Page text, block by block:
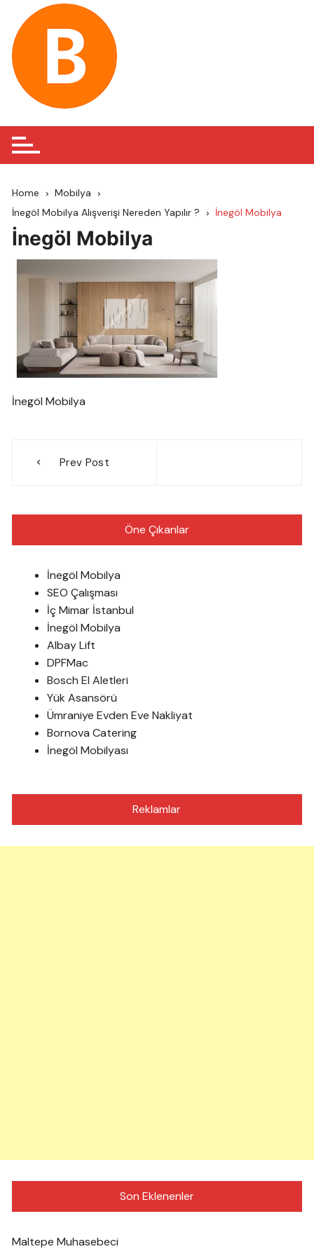
content
Home
Mobilya
İnegöl Mobilya Alışverişi Nereden Yapılır ?
İnegöl Mobilya
İnegöl Mobilya
İnegöl Mobilya
gezinmesi
Prev Post
Öne Çıkanlar
İnegöl Mobilya
SEO Çalışması
İç Mimar İstanbul
İnegöl Mobilya
Albay Lift
DPFMac
Bosch El Aletleri
Yük Asansörü
Ümraniye Evden Eve Nakliyat
Bornova Catering
İnegöl Mobilyası
Reklamlar
Son Eklenenler
Maltepe Muhasebeci